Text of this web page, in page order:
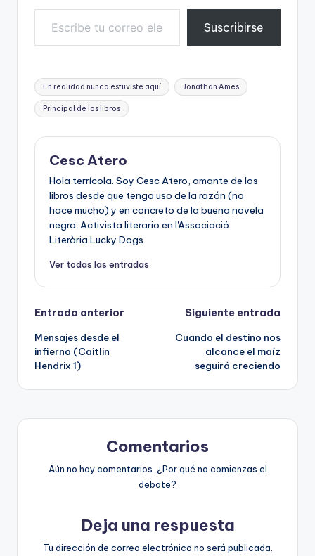
Escribe tu correo electrónico…
Suscribirse
Etiquetas:
En realidad nunca estuviste aquí Jonathan Ames
Principal de los libros
Cesc Atero
Hola terrícola. Soy Cesc Atero, amante de los
libros desde que tengo uso de la razón (no
hace mucho) y en concreto de la buena novela
negra. Activista literario en l'Associació
Literària Lucky Dogs.
Ver todas las entradas
Navegación
de
entradas
Entrada anterior
Mensajes desde el
infierno (Caitlin
Hendrix 1)
Siguiente entrada
Cuando el destino nos
alcance el maíz
seguirá creciendo
Comentarios
Aún no hay comentarios. ¿Por qué no comienzas el
debate?
Deja una respuesta
Tu dirección de correo electrónico no será publicada.